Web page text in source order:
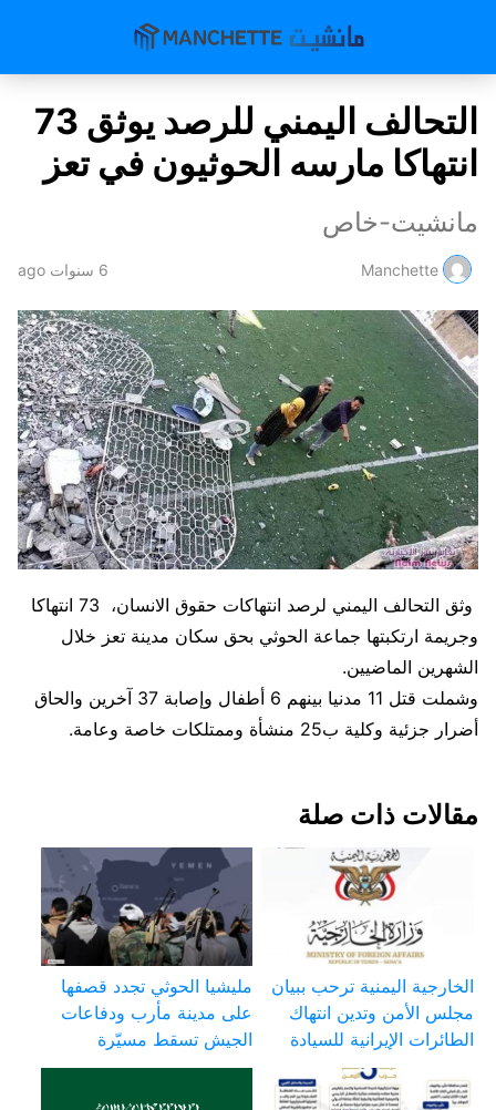
التحالف اليمني للرصد يوثق 73
انتهاكا مارسه الحوثيون في تعز
مانشيت-خاص
Manchette 6 سنوات ago
وثق التحالف اليمني لرصد انتهاكات حقوق الانسان، 73 انتهاكا
وجريمة ارتكبتها جماعة الحوثي بحق سكان مدينة تعز خلال
الشهرين الماضيين.
وشملت قتل 11 مدنيا بينهم 6 أطفال وإصابة 37 آخرين والحاق
أضرار جزئية وكلية ب25 منشأة وممتلكات خاصة وعامة.
مقالات ذات صلة
الخارجية اليمنية ترحب ببيان
مجلس الأمن وتدين انتهاك
الطائرات الإيرانية للسيادة
مليشيا الحوثي تجدد قصفها
على مدينة مأرب ودفاعات
الجيش تسقط مسيّرة